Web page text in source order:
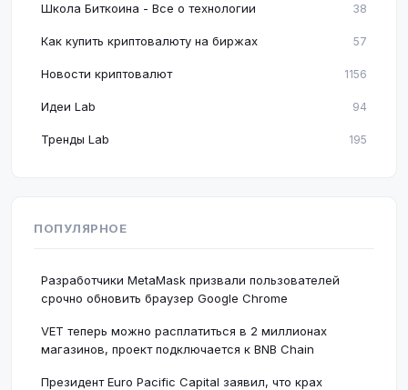
Школа Биткоина - Все о технологии 38
Как купить криптовалюту на биржах 57
Новости криптовалют 1156
Идеи Lab 94
Тренды Lab 195
ПОПУЛЯРНОЕ
Разработчики MetaMask призвали пользователей
срочно обновить браузер Google Chrome
VET теперь можно расплатиться в 2 миллионах
магазинов, проект подключается к BNB Chain
Президент Euro Pacific Capital заявил, что крах